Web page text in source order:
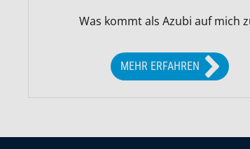
Was kommt als Azubi auf mich
MEHR ERFAHREN